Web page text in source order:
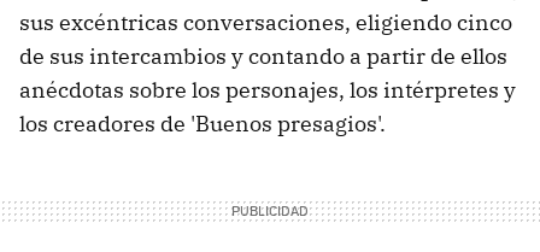
sus excéntricas conversaciones, eligiendo cinco
de sus intercambios y contando a partir de ellos
anécdotas sobre los personajes, los intérpretes y
los creadores de 'Buenos presagios'.